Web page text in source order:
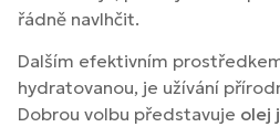
řádně navlhčit.
Dalším efektivním
hydratovanou, je užívání
Dobrou volbu představuje olej